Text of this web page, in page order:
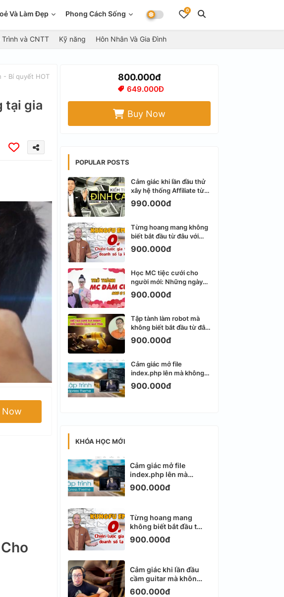
Và Làm Đẹp Phong Cách Sống 0
và CNTT Kỹ năng Hôn Nhân Và Gia Đình
- Bí quyết HOT
tại gia
Now
800.000đ
649.000Đ
Buy Now
POPULAR POSTS
Cảm giác khi lần đầu thử
xây hệ thống Affiliate từ
Facebook cá nhân
990.000đ
Từng hoang mang không
biết bắt đầu từ đâu với
Email Marketing
900.000đ
Học MC tiệc cưới cho
người mới: Những ngày
đầu thực sự khá ngợp
900.000đ
Tập tành làm robot mà
không biết bắt đầu từ đâu
thì dễ nản thật
900.000đ
Cảm giác mở file
index.php lên mà không
biết viết gì tiếp theo
900.000đ
KHÓA HỌC MỚI
Cảm giác mở file
index.php lên mà
không biết viết gì tiếp
theo
900.000đ
Từng hoang mang
không biết bắt đầu từ
đâu với Email
Marketing
900.000đ
Cảm giác khi lần đầu
cầm guitar mà không
biết bắt đầu từ đâu
600.000đ